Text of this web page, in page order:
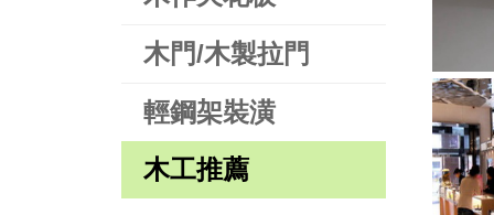
木門/木製拉門
輕鋼架裝潢
木工推薦